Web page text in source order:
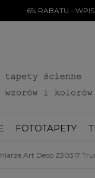
6% RABATU -
FOTOTAPETY
Art Deco Z30317